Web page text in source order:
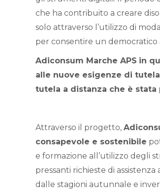
che ha contribuito a creare
solo attraverso l’utilizzo di
per consentire un democratico
Adiconsum Marche APS in
alle nuove esigenze di
tutela a distanza che è
Attraverso il progetto,
consapevole e sostenibile
e formazione all’utilizzo degli
pressanti richieste di
dalle stagioni autunnale e